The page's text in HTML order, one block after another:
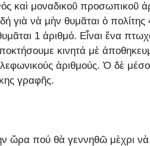
καὶ μοναδικοῦ προσωπικοῦ
γιὰ νὰ μὴν θυμᾶται ὁ πολίτης
1 ἀριθμό. Εἶναι ἕνα
κινητά μὲ
ἀριθμούς. Ὁ δὲ
γραφῆς.
ὥρα πού θὰ γεννηθῶ μὲχρι